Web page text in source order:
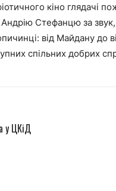
кіно глядачі
Стефанцю за звук,
від Майдану до
спільних добрих
у ЦКіД